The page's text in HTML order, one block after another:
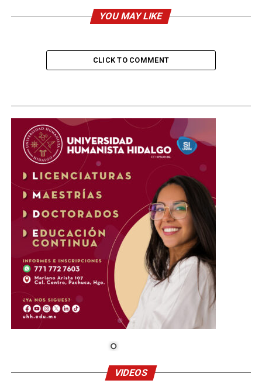
YOU MAY LIKE
CLICK TO COMMENT
VIDEOS